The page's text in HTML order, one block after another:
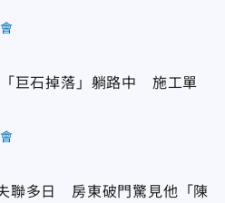
巨石掉落」躺路中 施工單
聯多日 房東破門驚見他「陳